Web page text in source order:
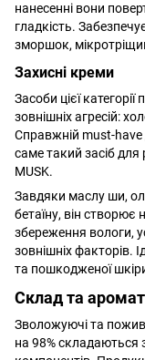
нанесенні вони
гладкість.
зморшок,
Захисні креми
Засоби цієї
зовнішніх агресій:
Справжній must-
саме такий засіб
MUSK.
Завдяки маслу ши,
бетаїну, він створює
збереження вологи,
зовнішніх факторів.
та пошкодженої
Склад та
Зволожуючі та
на 98% складаються